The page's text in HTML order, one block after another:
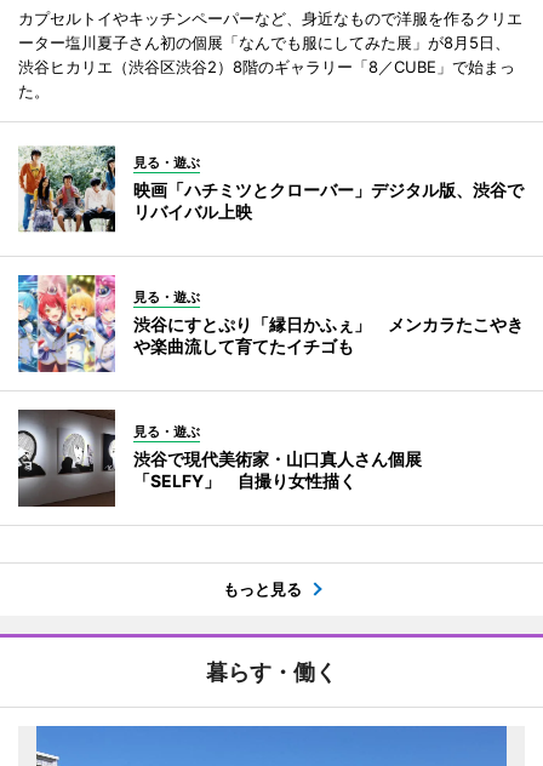
カプセルトイやキッチンペーパーなど、身近なもので洋服を作るクリエ
ーター塩川夏子さん初の個展「なんでも服にしてみた展」が8月5日、
渋谷ヒカリエ（渋谷区渋谷2）8階のギャラリー「8／CUBE」で始まっ
た。
見る・遊ぶ
映画「ハチミツとクローバー」デジタル版、渋谷で
リバイバル上映
見る・遊ぶ
渋谷にすとぷり「縁日かふぇ」 メンカラたこやき
や楽曲流して育てたイチゴも
見る・遊ぶ
渋谷で現代美術家・山口真人さん個展
「SELFY」 自撮り女性描く
もっと見る
暮らす・働く